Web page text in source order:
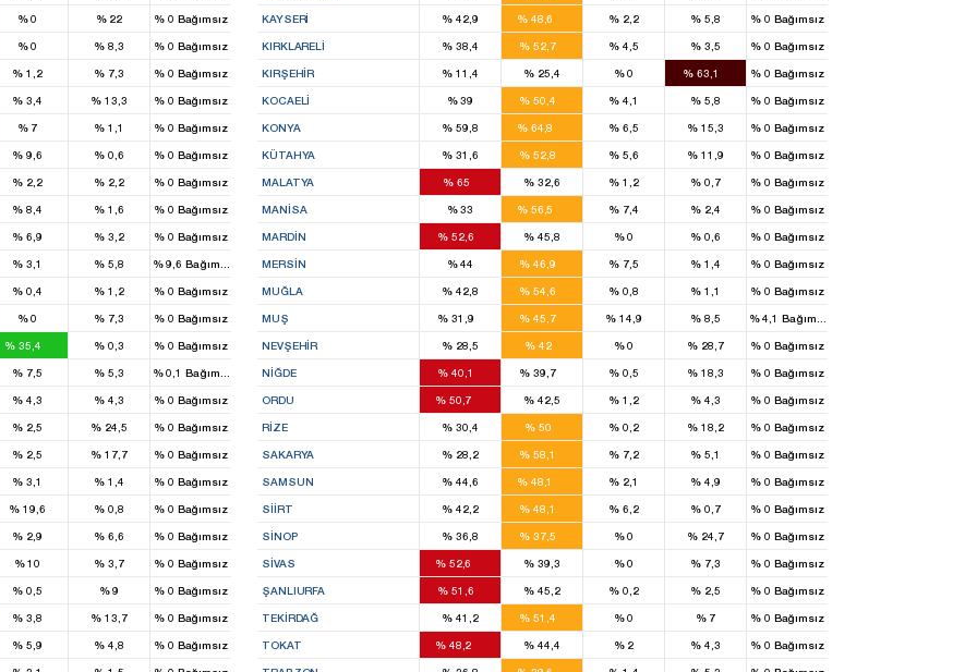
%0 %22 % 0 Bağımsız
%0 % 8,3 % 0 Bağımsız
% 1,2 % 7,3 % 0 Bağımsız
% 3,4 % 13,3 % 0 Bağımsız
%7 % 1,1 % 0 Bağımsız
% 9,6 % 0,6 % 0 Bağımsız
% 2,2 % 2,2 % 0 Bağımsız
% 8,4 % 1,6 % 0 Bağımsız
% 6,9 % 3,2 % 0 Bağımsız
% 3,1 % 5,8 %9,6 Bağımsız
% 0,4 % 1,2 % 0 Bağımsız
%0 % 7,3 % 0 Bağımsız
% 35,4 % 0,3 % 0 Bağımsız
% 7,5 % 5,3 %0,1 Bağımsız
% 4,3 % 4,3 % 0 Bağımsız
% 2,5 % 24,5 % 0 Bağımsız
% 2,5 % 17,7 % 0 Bağımsız
% 3,1 % 1,4 % 0 Bağımsız
% 19,6 % 0,8 % 0 Bağımsız
% 2,9 % 6,6 % 0 Bağımsız
%10 % 3,7 % 0 Bağımsız
% 0,5 %9 % 0 Bağımsız
% 3,8 % 13,7 % 0 Bağımsız
% 5,9 % 4,8 % 0 Bağımsız
KAYSERI % 42,9 %48,6 % 2,2 % 5,8 % 0 Bağımsız
KIRKLARELI % 38,4 % 52,7 % 4,5 % 3,5 % 0 Bağımsız
KIRŞEHIR % 11,4 % 25,4 %0 % 63,1 % 0 Bağımsız
KOCAELI %39 % 50,4 % 4,1 % 5,8 % 0 Bağımsız
KONYA % 59,8 %64,8 % 6,5 % 15,3 % 0 Bağımsız
KÜTAHYA % 31,6 % 52,8 % 5,6 % 11,9 % 0 Bağımsız
MALATYA %65 % 32,6 % 1,2 % 0,7 % 0 Bağımsız
MANISA %33 %56,5 % 7,4 % 2,4 % 0 Bağımsız
MARDIN % 52,6 % 45,8 %0 % 0,6 % 0 Bağımsız
MERSIN %44 % 46,9 % 7,5 % 1,4 % 0 Bağımsız
MUĞLA % 42,8 % 54,6 % 0,8 % 1,1 % 0 Bağımsız
MUŞ % 31,9 % 45,7 % 14,9 % 8,5 %4,1 Bağımsız
NEVŞEHIR % 28,5 %42 %0 % 28,7 % 0 Bağımsız
NIĞDE % 40,1 % 39,7 % 0,5 % 18,3 % 0 Bağımsız
ORDU %50,7 % 42,5 % 1,2 % 4,3 % 0 Bağımsız
RIZE % 30,4 %50 % 0,2 % 18,2 % 0 Bağımsız
SAKARYA % 28,2 % 58,1 % 7,2 % 5,1 % 0 Bağımsız
SAMSUN % 44,6 %48,1 % 2,1 % 4,9 % 0 Bağımsız
SIIRT % 42,2 % 48,1 % 6,2 % 0,7 % 0 Bağımsız
SINOP % 36,8 % 37,5 %0 % 24,7 % 0 Bağımsız
SIVAS %52,6 % 39,3 %0 % 7,3 % 0 Bağımsız
ŞANLIURFA % 51,6 % 45,2 % 0,2 % 2,5 % 0 Bağımsız
TEKIRDAĞ % 41,2 % 51,4 %0 %7 % 0 Bağımsız
TOKAT %48,2 % 44,4 %2 % 4,3 % 0 Bağımsız